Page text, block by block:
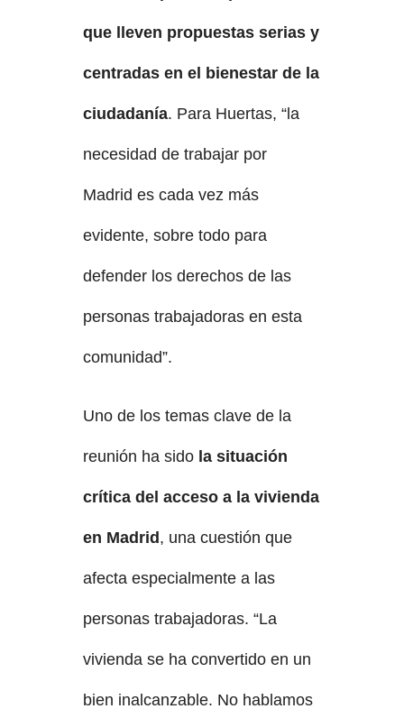
que lleven propuestas serias y
centradas en el bienestar de la
ciudadanía. Para Huertas, “la
necesidad de trabajar por
Madrid es cada vez más
evidente, sobre todo para
defender los derechos de las
personas trabajadoras en esta
comunidad”.
Uno de los temas clave de la
reunión ha sido la situación
crítica del acceso a la vivienda
en Madrid, una cuestión que
afecta especialmente a las
personas trabajadoras. “La
vivienda se ha convertido en un
bien inalcanzable. No hablamos